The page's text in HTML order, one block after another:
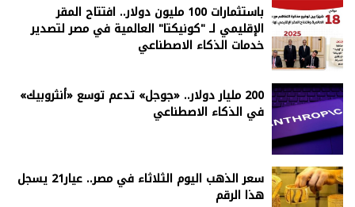
باستثمارات 100 مليون دولار.. افتتاح المقر
الإقليمي لـ "كونيكتا" العالمية في مصر لتصدير
خدمات الذكاء الاصطناعي
200 مليار دولار.. «جوجل» تدعم توسع «أنثروبيك»
في الذكاء الاصطناعي
سعر الذهب اليوم الثلاثاء في مصر.. عيار21 يسجل
هذا الرقم